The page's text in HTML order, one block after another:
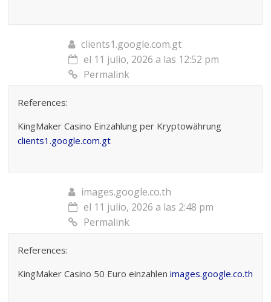
clients1.google.com.gt
el 11 julio, 2026 a las 12:52 pm
Permalink
References:
KingMaker Casino Einzahlung per Kryptowährung
clients1.google.com.gt
images.google.co.th
el 11 julio, 2026 a las 2:48 pm
Permalink
References:
KingMaker Casino 50 Euro einzahlenimages.google.co.th